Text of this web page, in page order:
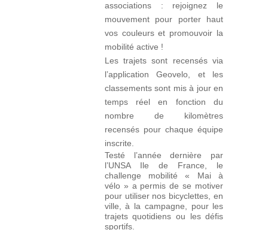
associations : rejoignez le
mouvement pour porter haut
vos couleurs et promouvoir la
mobilité active !
Les trajets sont recensés via
l’application Geovelo, et les
classements sont mis à jour en
temps réel en fonction du
nombre de kilomètres
recensés pour chaque équipe
inscrite.
Testé l’année dernière par
l’UNSA Ile de France, le
challenge mobilité « Mai à
vélo » a permis de se motiver
pour utiliser nos bicyclettes, en
ville, à la campagne, pour les
trajets quotidiens ou les défis
sportifs.